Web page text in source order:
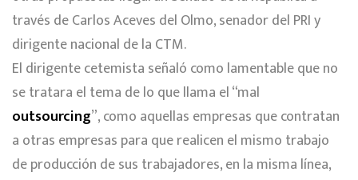
través de Carlos Aceves del Olmo, senador del PRI y
dirigente nacional de la CTM.
El dirigente cetemista señaló como lamentable que no
se tratara el tema de lo que llama el “mal
outsourcing”, como aquellas empresas que contratan
a otras empresas para que realicen el mismo trabajo
de producción de sus trabajadores, en la misma línea,